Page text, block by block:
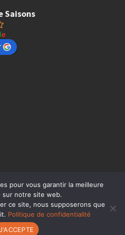
Saisons
le
résidentiel et commercial
pour vous garantir la meilleure
sur notre site web.
ce site, nous supposerons que
Politique de confidentialité